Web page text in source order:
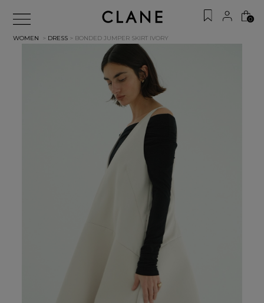
0
WOMEN > DRESS > BONDED JUMPER SKIRT IVORY